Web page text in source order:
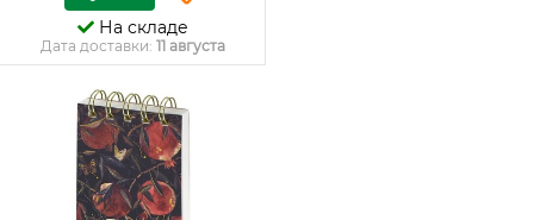
На складе
Дата доставки: 11 августа